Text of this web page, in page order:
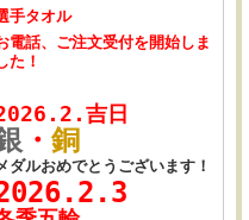
手タオル
電話、ご注文受付を開始しま
た！
吉日
・ 銅
ダルおめでとうございます！